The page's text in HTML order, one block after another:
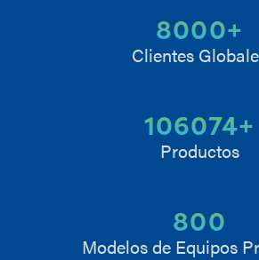
8000+
Clientes
106074+
Productos
800
Modelos de Equipos